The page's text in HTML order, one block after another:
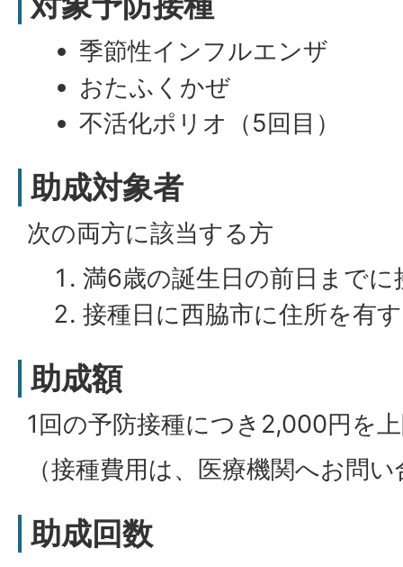
季節性インフルエンザ
おたふくかぜ
不活化ポリオ（5回目）
助成対象者
次の両方に該当する方
満6歳の誕生日の前日までに
接種日に西脇市に住所を有
助成額
1回の予防接種につき2,000円を
（接種費用は、医療機関へお問
助成回数